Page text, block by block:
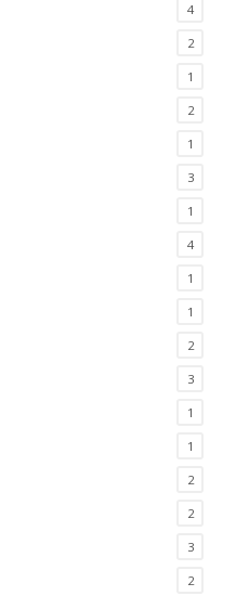
4
2
1
2
1
3
1
4
1
1
2
3
1
1
2
2
3
2